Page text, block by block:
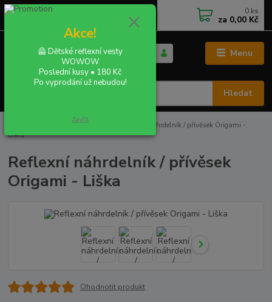
Menu
CZK
Hledat
+420 702 855 412
0 ks
za 0,00 Kč
REFLEXNÍ PŘÍVĚSKY
Reflexní náhrdelník / přívěsek Origami -
Liška
Reflexní náhrdelník / přívěsek
Origami - Liška
Ohodnotit produkt
Akce!
🦺 Dětské reflexní vesty
WOWOW
Poslední kusy • 180 Kč
Po vyprodání už nebudou!
Zavřít